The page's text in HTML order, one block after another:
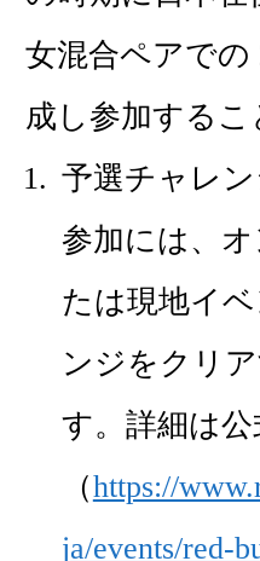
女混合ペアでの
成し参加するこ
予選チャレ
参加には、
たは現地イ
ンジをクリ
す。詳細は公
（https://
ja/events/red-